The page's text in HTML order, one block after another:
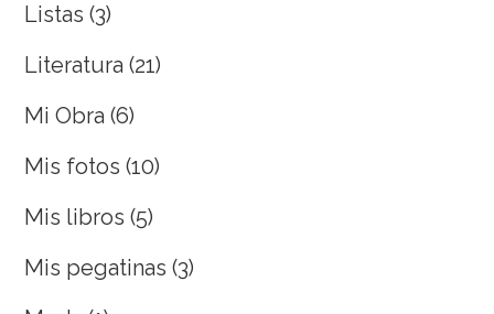
Listas (3)
Literatura (21)
Mi Obra (6)
Mis fotos (10)
Mis libros (5)
Mis pegatinas (3)